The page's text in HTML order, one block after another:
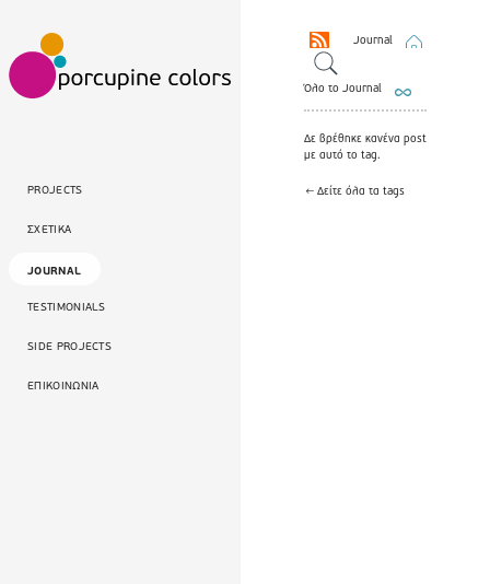
PROJECTS
ΣΧΕΤΙΚΑ
JOURNAL
TESTIMONIALS
SIDE PROJECTS
ΕΠΙΚΟΙΝΩΝΙΑ
Journal
Όλο το Journal
Δε βρέθηκε κανένα post
με αυτό το tag.
← Δείτε όλα τα tags